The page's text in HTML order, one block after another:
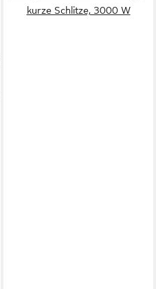
kurze Schlitze, 3000 W